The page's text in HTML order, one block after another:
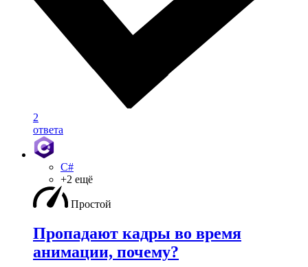
2
ответа
C#
+2 ещё
Простой
Пропадают кадры во время
анимации, почему?